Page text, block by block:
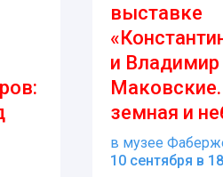
выставке
и Владимир
земная и
в музее
10 сентября в